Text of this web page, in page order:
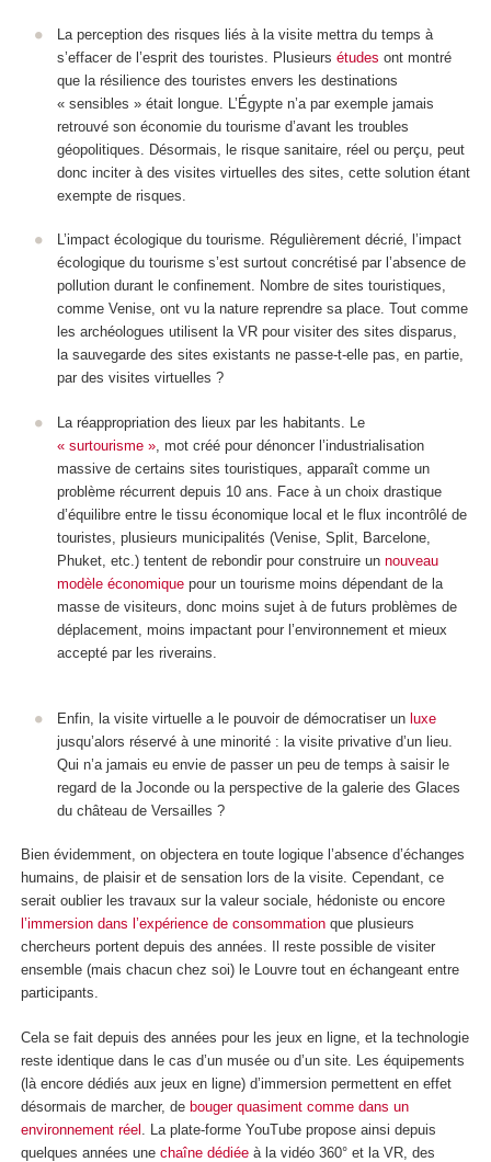
La perception des risques liés à la visite mettra du temps à
s’effacer de l’esprit des touristes. Plusieurs études ont montré
que la résilience des touristes envers les destinations
« sensibles » était longue. L’Égypte n’a par exemple jamais
retrouvé son économie du tourisme d’avant les troubles
géopolitiques. Désormais, le risque sanitaire, réel ou perçu, peut
donc inciter à des visites virtuelles des sites, cette solution étant
exempte de risques.
L’impact écologique du tourisme. Régulièrement décrié, l’impact
écologique du tourisme s’est surtout concrétisé par l’absence de
pollution durant le confinement. Nombre de sites touristiques,
comme Venise, ont vu la nature reprendre sa place. Tout comme
les archéologues utilisent la VR pour visiter des sites disparus,
la sauvegarde des sites existants ne passe-t-elle pas, en partie,
par des visites virtuelles ?
La réappropriation des lieux par les habitants. Le
« surtourisme », mot créé pour dénoncer l’industrialisation
massive de certains sites touristiques, apparaît comme un
problème récurrent depuis 10 ans. Face à un choix drastique
d’équilibre entre le tissu économique local et le flux incontrôlé de
touristes, plusieurs municipalités (Venise, Split, Barcelone,
Phuket, etc.) tentent de rebondir pour construire un nouveau
modèle économiquepour un tourisme moins dépendant de la
masse de visiteurs, donc moins sujet à de futurs problèmes de
déplacement, moins impactant pour l’environnement et mieux
accepté par les riverains.
Enfin, la visite virtuelle a le pouvoir de démocratiser un luxe
jusqu’alors réservé à une minorité : la visite privative d’un lieu.
Qui n’a jamais eu envie de passer un peu de temps à saisir le
regard de la Joconde ou la perspective de la galerie des Glaces
du château de Versailles ?
Bien évidemment, on objectera en toute logique l’absence d’échanges
humains, de plaisir et de sensation lors de la visite. Cependant, ce
serait oublier les travaux sur la valeur sociale, hédoniste ou encore
l’immersion dans l’expérience de consommation que plusieurs
chercheurs portent depuis des années. Il reste possible de visiter
ensemble (mais chacun chez soi) le Louvre tout en échangeant entre
participants.
Cela se fait depuis des années pour les jeux en ligne, et la technologie
reste identique dans le cas d’un musée ou d’un site. Les équipements
(là encore dédiés aux jeux en ligne) d’immersion permettent en effet
désormais de marcher, de bouger quasiment comme dans un
environnement réel . La plate-forme YouTube propose ainsi depuis
quelques années une chaîne dédiée à la vidéo 360° et la VR, des